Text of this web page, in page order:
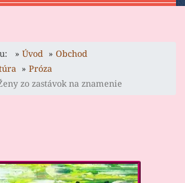
Úvod
Obchod
Próza
zo zastávok na znamenie